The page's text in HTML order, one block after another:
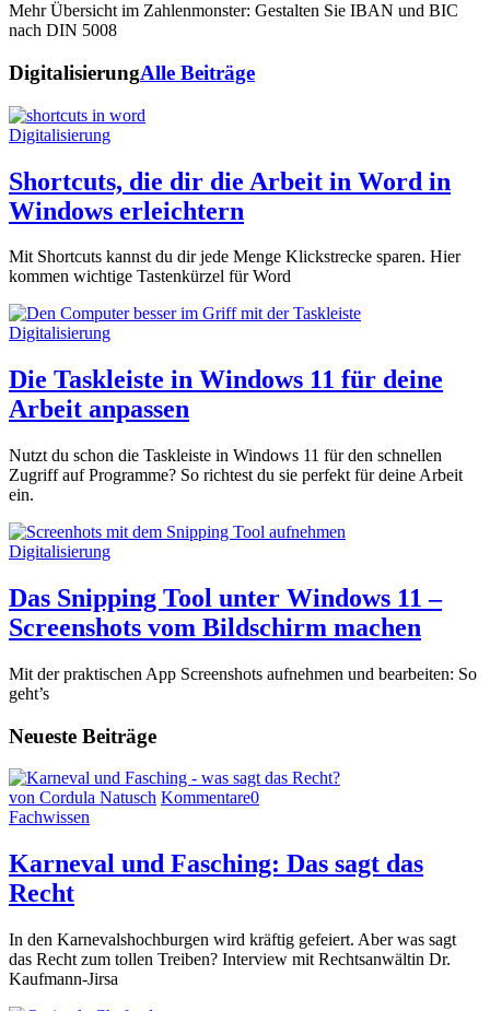
Mehr Übersicht im Zahlenmonster: Gestalten Sie IBAN und BIC
nach DIN 5008
DigitalisierungAlle Beiträge
Digitalisierung
Shortcuts, die dir die Arbeit in Word in
Windows erleichtern
Mit Shortcuts kannst du dir jede Menge Klickstrecke sparen. Hier
kommen wichtige Tastenkürzel für Word
Digitalisierung
Die Taskleiste in Windows 11 für deine
Arbeit anpassen
Nutzt du schon die Taskleiste in Windows 11 für den schnellen
Zugriff auf Programme? So richtest du sie perfekt für deine Arbeit
ein.
Digitalisierung
Das Snipping Tool unter Windows 11 –
Screenshots vom Bildschirm machen
Mit der praktischen App Screenshots aufnehmen und bearbeiten: So
geht’s
Neueste Beiträge
von Cordula Natusch Kommentare0
Fachwissen
Karneval und Fasching: Das sagt das
Recht
In den Karnevalshochburgen wird kräftig gefeiert. Aber was sagt
das Recht zum tollen Treiben? Interview mit Rechtsanwältin Dr.
Kaufmann-Jirsa